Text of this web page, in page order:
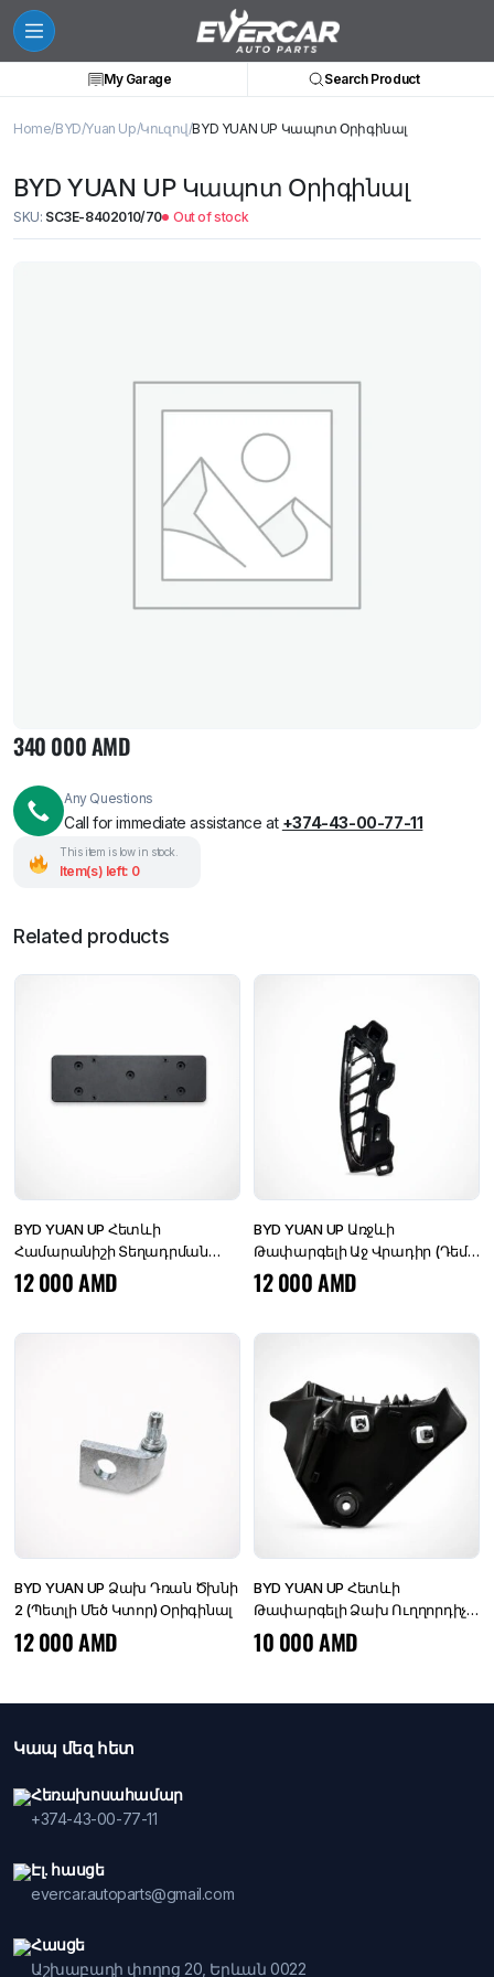
My Garage Search Product
Home BYD Yuan Up Կուզով BYD YUAN UP Կապոտ Օրիգինալ
BYD YUAN UP Կապոտ Օրիգինալ
SKU: SC3E-8402010/70 Out of stock
340 000AMD
Any Questions
Call for immediate assistance at +374-43-00-77-11
This item is low in stock.
Item(s) left: 0
Related products
BYD YUAN UP Հետևի
Համարանիշի Տեղադրման
Վրադիր (Համարի Պլաստմաս)
Օրիգինալ
12 000AMD
BYD YUAN UP Առջևի
Թափարգելի Աջ Վրադիր (Դեմի
Շթի Աջ դեկորատիվ
պլաստմաս) Օրիգինալ
12 000AMD
BYD YUAN UP Ձախ Դռան Ծխնի
2 (Պետլի Մեծ Կտոր) Օրիգինալ
12 000AMD
BYD YUAN UP Հետևի
Թափարգելի Ձախ Ուղղորդիչ
(Հետևի Շթի Սալյասկա)
ՕՐԻԳԻՆԱԼ
10 000AMD
Կապ մեզ հետ
Հեռախոսահամար
+374-43-00-77-11
Էլ. հասցե
evercar.autoparts@gmail.com
Հասցե
Աշխաբադի փողոց 20, Երևան 0022